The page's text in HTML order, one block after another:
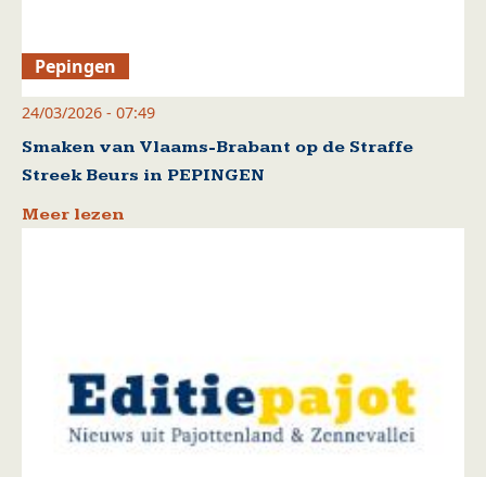
Pepingen
24/03/2026 - 07:49
Smaken van Vlaams-Brabant op de Straffe
Streek Beurs in PEPINGEN
Meer lezen